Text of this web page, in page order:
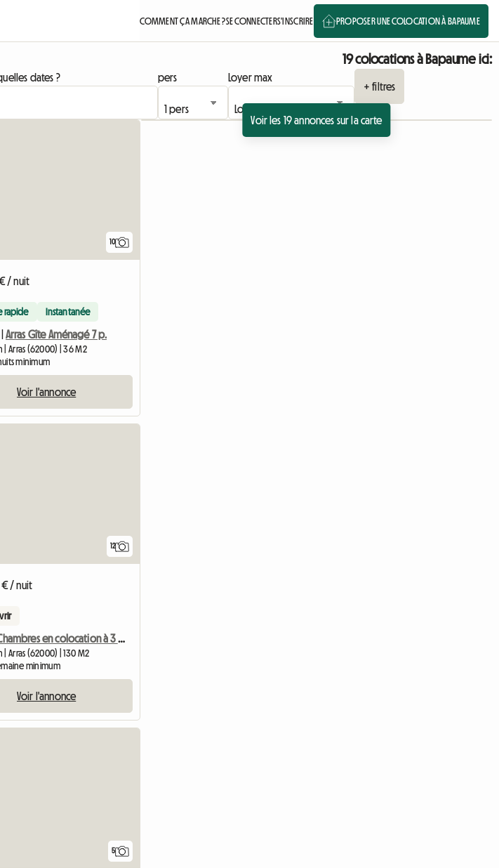
COMMENT ÇA MARCHE ?SE CONNECTERS'INSCRIRE PROPOSER UNE COLOCATION À BAPAUME
19 colocations à Bapaume ici:
dates ? pers
Loyer max
+ filtres
Voir les 19 annonces sur la carte
10
/ nuit
rapide Instantanée
Arras Gîte Aménagé 7 p.
Arras (62000) | 36 M2
minimum
Voir l'annonce
12
€ / nuit
Chambres en colocation à 3 mn à pied de la gare
Arras (62000) | 130 M2
minimum
Voir l'annonce
5